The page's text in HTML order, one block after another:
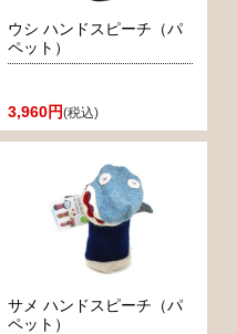
ウシ ハンドスピーチ（パ
ペット）
3,960円(税込)
サメ ハンドスピーチ（パ
ペット）